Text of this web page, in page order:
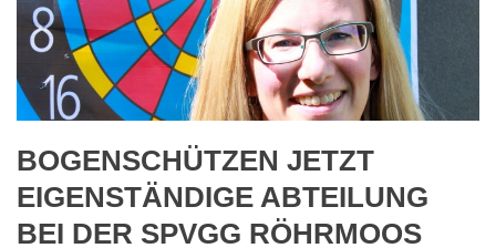
BOGENSCHÜTZEN JETZT
EIGENSTÄNDIGE ABTEILUNG
BEI DER SPVGG RÖHRMOOS